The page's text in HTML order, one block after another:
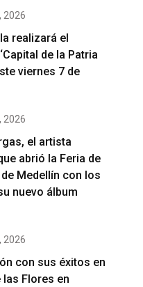
2026
realizará el
de la Patria
viernes 7 de
2026
el artista
abrió la Feria de
de Medellín con los
nuevo álbum
2026
con sus éxitos en
las Flores en